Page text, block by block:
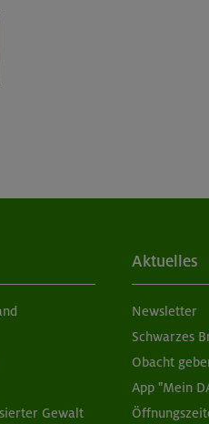
Gewalt
Aktuelles
Newsletter
Schwarzes
Obacht
App "Mein